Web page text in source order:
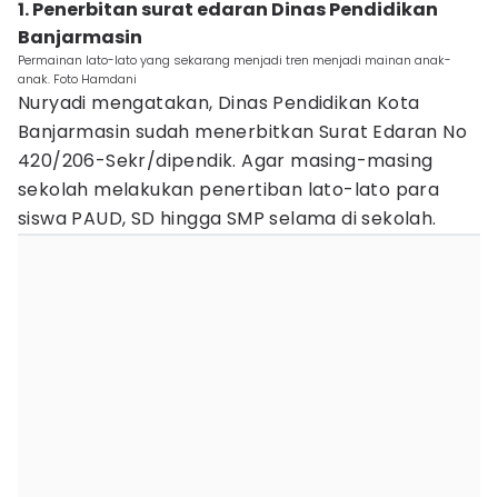
1. Penerbitan surat edaran Dinas Pendidikan
Banjarmasin
Permainan lato-lato yang sekarang menjadi tren menjadi mainan anak-
anak. Foto Hamdani
Nuryadi mengatakan, Dinas Pendidikan Kota
Banjarmasin sudah menerbitkan Surat Edaran No
420/206-Sekr/dipendik. Agar masing-masing
sekolah melakukan penertiban lato-lato para
siswa PAUD, SD hingga SMP selama di sekolah.